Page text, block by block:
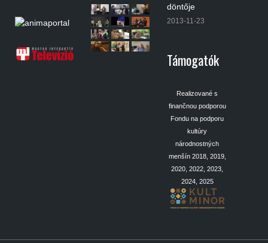
döntője
2013-11-23
Támogatók
Realizované s
finančnou podporou
Fondu na podporu
kultúry
národnostných
menšín 2018, 2019,
2020, 2022, 2023,
2024, 2025